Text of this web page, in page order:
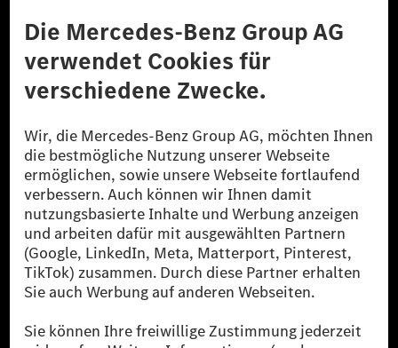
© 2026 Mercedes-Benz Group AG. Alle Rechte vorbehalten.
reduzierte CO₂-Emissionen bei der Mercedes-Benz Group durch
zertifizierte Ausgleichsprojekte kompensiert werden.
[2] Renewable Charging ist ein integraler Bestandteil von MB.CHARGE
Public in Europa, den USA, Kanada und China. Sofern an der jeweiligen
Ladestation noch kein Strom aus erneuerbaren Energien vorliegt,
verwendet Renewable Charging Grünstromzertifikate*. Diese stellen
sicher, dass für Ladevorgänge über MB.CHARGE Public eine äquivalente
Strommenge aus erneuerbaren Energien ins Stromnetz eingespeist wird.
Sie stammen ausschließlich aus Wind- und Solarkraftanlagen, die jünger
als sechs Jahre sind.
* Inkl. EKOenergy Ökolabel
* Die angegebenen Werte wurden nach dem vorgeschriebenen
Messverfahren WLTP (Worldwide harmonised Light vehicles Test